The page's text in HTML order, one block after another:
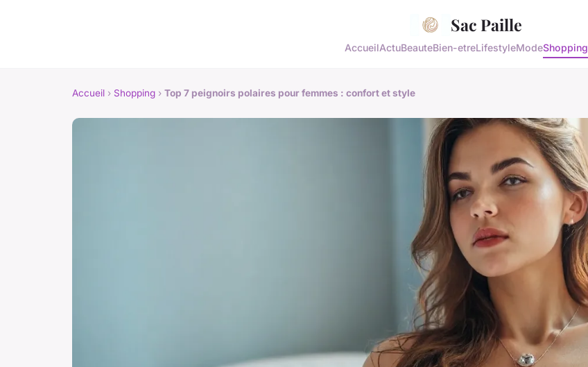
Sac Paille
AccueilActuBeauteBien-etreLifestyleModeShopping
Accueil › Shopping › Top 7 peignoirs polaires pour femmes : confort et style